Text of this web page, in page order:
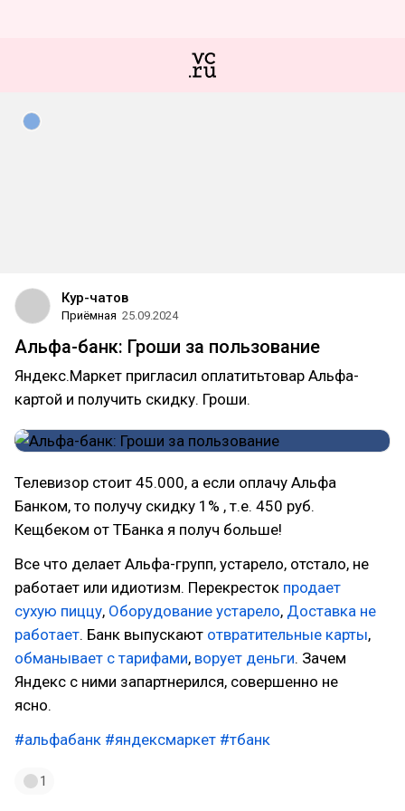
Кур-чатов
Приёмная 25.09.2024
Альфа-банк: Гроши за пользование
Яндекс.Маркет пригласил оплатитьтовар Альфа-
картой и получить скидку. Гроши.
Телевизор стоит 45.000, а если оплачу Альфа
Банком, то получу скидку 1% , т.е. 450 руб.
Кещбеком от ТБанка я получ больше!
Все что делает Альфа-групп, устарело, отстало, не
работает или идиотизм. Перекресток продает
сухую пиццу, Оборудование устарело, Доставка не
работает. Банк выпускают отвратительные карты,
обманывает с тарифами, ворует деньги. Зачем
Яндекс с ними запартнерился, совершенно не
ясно.
#альфабанк #яндексмаркет #тбанк
1